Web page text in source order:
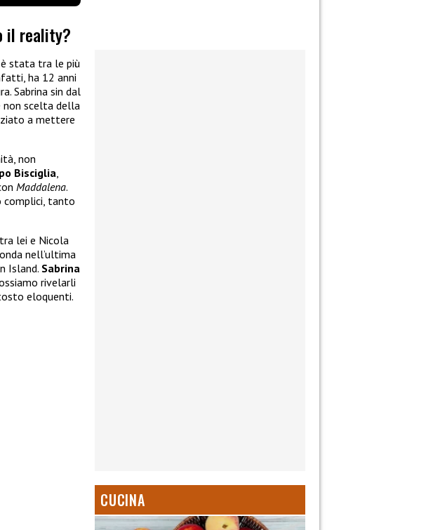
il reality?
è stata tra le più
ha 12 anni
Sabrina sin dal
non scelta della
a mettere
non
Bisciglia,
Maddalena.
complici, tanto
lei e Nicola
nell’ultima
Island. Sabrina
rivelarli
eloquenti.
CUCINA